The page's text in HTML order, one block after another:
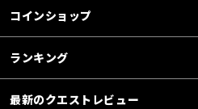
コインショップ
ランキング
最新のクエストレビュー